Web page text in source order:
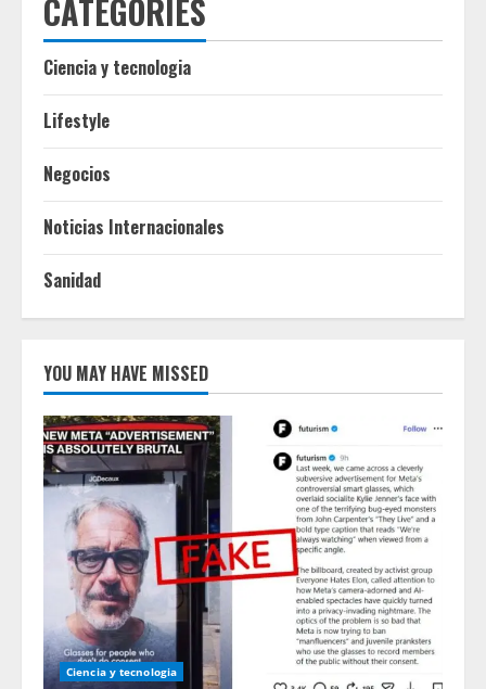
CATEGORIES
Ciencia y tecnologia
Lifestyle
Negocios
Noticias Internacionales
Sanidad
YOU MAY HAVE MISSED
Ciencia y tecnologia